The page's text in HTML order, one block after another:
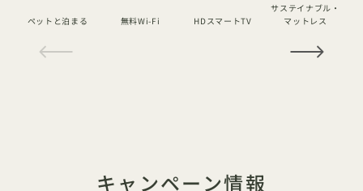
ペットと泊まる 無料Wi-Fi HDスマートTV
サステイナブル・
マットレス
キャンペーン情報